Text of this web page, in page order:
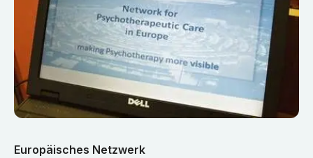
Europäisches Netzwerk